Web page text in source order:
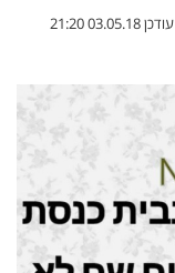
עודכן03.05.18 21:20